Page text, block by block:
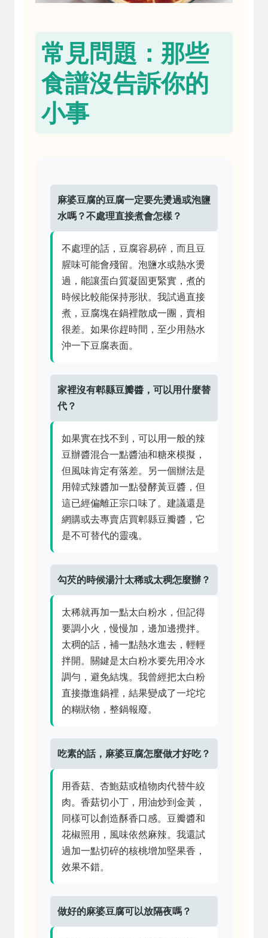
常見問題：那些
食譜沒告訴你的
小事
麻婆豆腐的豆腐一定要先燙過或泡鹽
水嗎？不處理直接煮會怎樣？
不處理的話，豆腐容易碎，而且豆
腥味可能會殘留。泡鹽水或熱水燙
過，能讓蛋白質凝固更緊實，煮的
時候比較能保持形狀。我試過直接
煮，豆腐塊在鍋裡散成一團，賣相
很差。如果你趕時間，至少用熱水
沖一下豆腐表面。
家裡沒有郫縣豆瓣醬，可以用什麼替
代？
如果實在找不到，可以用一般的辣
豆辦醬混合一點醬油和糖來模擬，
但風味肯定有落差。另一個辦法是
用韓式辣醬加一點發酵黃豆醬，但
這已經偏離正宗口味了。建議還是
網購或去專賣店買郫縣豆瓣醬，它
是不可替代的靈魂。
勾芡的時候湯汁太稀或太稠怎麼辦？
太稀就再加一點太白粉水，但記得
要調小火，慢慢加，邊加邊攪拌。
太稠的話，補一點熱水進去，輕輕
拌開。關鍵是太白粉水要先用冷水
調勻，避免結塊。我曾經把太白粉
直接撒進鍋裡，結果變成了一坨坨
的糊狀物，整鍋報廢。
吃素的話，麻婆豆腐怎麼做才好吃？
用香菇、杏鮑菇或植物肉代替牛絞
肉。香菇切小丁，用油炒到金黃，
同樣可以創造酥香口感。豆瓣醬和
花椒照用，風味依然麻辣。我還試
過加一點切碎的核桃增加堅果香，
效果不錯。
做好的麻婆豆腐可以放隔夜嗎？